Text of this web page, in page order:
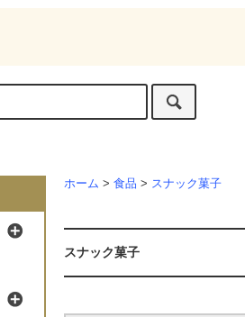
ホーム > 食品 > スナック菓子
スナック菓子